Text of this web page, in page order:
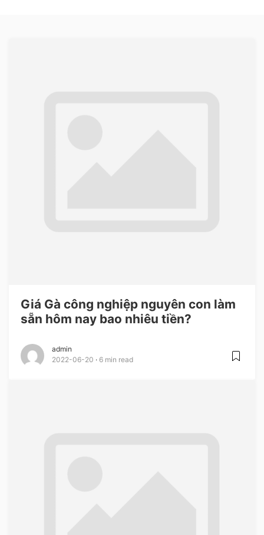
Giá Gà công nghiệp nguyên con làm
sẵn hôm nay bao nhiêu tiền?
admin
2022-06-20
6 min read